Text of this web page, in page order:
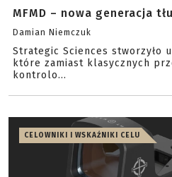
MFMD – nowa generacja
Damian Niemczuk
Strategic Sciences stworzyło
które zamiast klasycznych
kontrolo...
CELOWNIKI I WSKAŹNIKI CELU